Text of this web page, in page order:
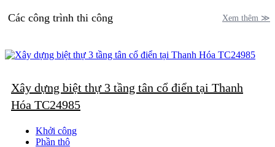
Các công trình thi công Xem thêm ≫
Xây dựng biệt thự 3 tầng tân cổ điển tại Thanh
Hóa TC24985
Khởi công
Phần thô